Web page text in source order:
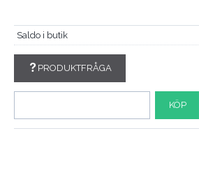
Saldo i butik
PRODUKTFRÅGA
KÖP